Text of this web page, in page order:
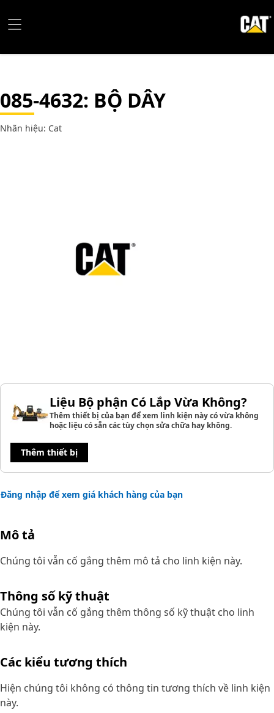
085-4632: BỘ DÂY
Nhãn hiệu: Cat
Liệu Bộ phận Có Lắp Vừa Không?
Thêm thiết bị của bạn để xem linh kiện này có vừa không
hoặc liệu có sẵn các tùy chọn sửa chữa hay không.
Thêm thiết bị
Đăng nhập để xem giá khách hàng của bạn
Mô tả
Chúng tôi vẫn cố gắng thêm mô tả cho linh kiện này.
Thông số kỹ thuật
Chúng tôi vẫn cố gắng thêm thông số kỹ thuật cho linh
kiện này.
Các kiểu tương thích
Hiện chúng tôi không có thông tin tương thích về linh kiện
này.